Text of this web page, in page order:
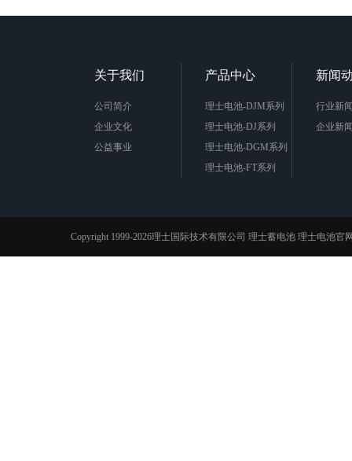
关于我们
公司简介
企业文化
公益事业
产品中心
理士电池-DJM系列
理士电池-DJ系列
理士电池-DGM系列
理士电池-FT系列
新闻
行业新
企业新
Copyright 1999-2026理士国际技术有限公司 理士蓄电池 理士电池官